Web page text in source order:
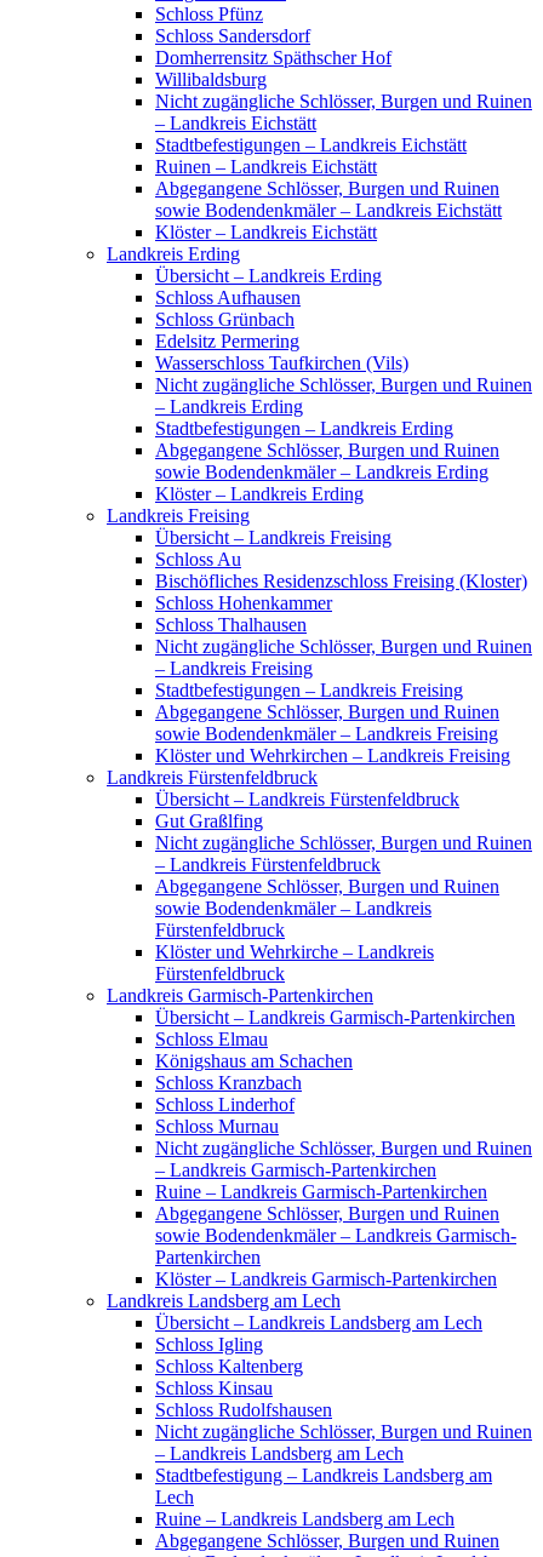
Schloss Pfünz
Schloss Sandersdorf
Domherrensitz Späthscher Hof
Willibaldsburg
Nicht zugängliche Schlösser, Burgen und Ruinen
– Landkreis Eichstätt
Stadtbefestigungen – Landkreis Eichstätt
Ruinen – Landkreis Eichstätt
Abgegangene Schlösser, Burgen und Ruinen
sowie Bodendenkmäler – Landkreis Eichstätt
Klöster – Landkreis Eichstätt
Landkreis Erding
Übersicht – Landkreis Erding
Schloss Aufhausen
Schloss Grünbach
Edelsitz Permering
Wasserschloss Taufkirchen (Vils)
Nicht zugängliche Schlösser, Burgen und Ruinen
– Landkreis Erding
Stadtbefestigungen – Landkreis Erding
Abgegangene Schlösser, Burgen und Ruinen
sowie Bodendenkmäler – Landkreis Erding
Klöster – Landkreis Erding
Landkreis Freising
Übersicht – Landkreis Freising
Schloss Au
Bischöfliches Residenzschloss Freising (Kloster)
Schloss Hohenkammer
Schloss Thalhausen
Nicht zugängliche Schlösser, Burgen und Ruinen
– Landkreis Freising
Stadtbefestigungen – Landkreis Freising
Abgegangene Schlösser, Burgen und Ruinen
sowie Bodendenkmäler – Landkreis Freising
Klöster und Wehrkirchen – Landkreis Freising
Landkreis Fürstenfeldbruck
Übersicht – Landkreis Fürstenfeldbruck
Gut Graßlfing
Nicht zugängliche Schlösser, Burgen und Ruinen
– Landkreis Fürstenfeldbruck
Abgegangene Schlösser, Burgen und Ruinen
sowie Bodendenkmäler – Landkreis
Fürstenfeldbruck
Klöster und Wehrkirche – Landkreis
Fürstenfeldbruck
Landkreis Garmisch-Partenkirchen
Übersicht – Landkreis Garmisch-Partenkirchen
Schloss Elmau
Königshaus am Schachen
Schloss Kranzbach
Schloss Linderhof
Schloss Murnau
Nicht zugängliche Schlösser, Burgen und Ruinen
– Landkreis Garmisch-Partenkirchen
Ruine – Landkreis Garmisch-Partenkirchen
Abgegangene Schlösser, Burgen und Ruinen
sowie Bodendenkmäler – Landkreis Garmisch-
Partenkirchen
Klöster – Landkreis Garmisch-Partenkirchen
Landkreis Landsberg am Lech
Übersicht – Landkreis Landsberg am Lech
Schloss Igling
Schloss Kaltenberg
Schloss Kinsau
Schloss Rudolfshausen
Nicht zugängliche Schlösser, Burgen und Ruinen
– Landkreis Landsberg am Lech
Stadtbefestigung – Landkreis Landsberg am
Lech
Ruine – Landkreis Landsberg am Lech
Abgegangene Schlösser, Burgen und Ruinen